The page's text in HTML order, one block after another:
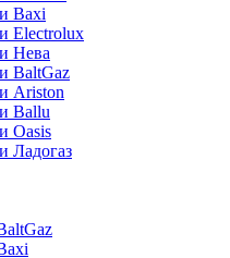
Baxi
Electrolux
Нева
BaltGaz
Ariston
Ballu
Oasis
Ладогаз